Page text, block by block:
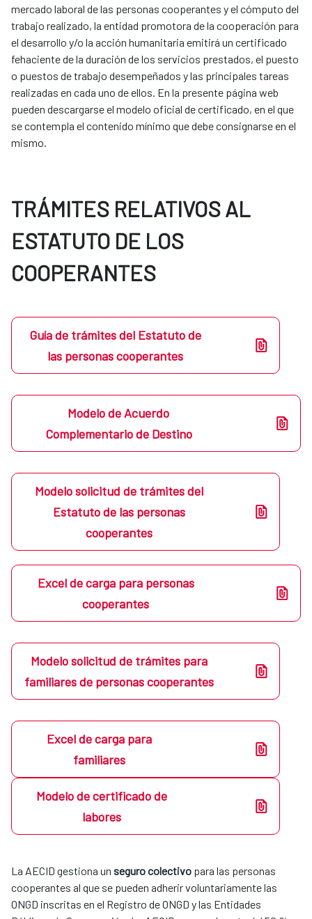
mercado laboral de las personas cooperantes y el cómputo del
trabajo realizado, la entidad promotora de la cooperación para
el desarrollo y/o la acción humanitaria emitirá un certificado
fehaciente de la duración de los servicios prestados, el puesto
o puestos de trabajo desempeñados y las principales tareas
realizadas en cada uno de ellos. En la presente página web
pueden descargarse el modelo oficial de certificado, en el que
se contempla el contenido mínimo que debe consignarse en el
mismo.
TRÁMITES RELATIVOS AL
ESTATUTO DE LOS
COOPERANTES
Guía de trámites del Estatuto de
las personas cooperantes
Modelo de Acuerdo
Complementario de Destino
Modelo solicitud de trámites del
Estatuto de las personas
cooperantes
Excel de carga para personas
cooperantes
Modelo solicitud de trámites para
familiares de personas cooperantes
Excel de carga para
familiares
Modelo de certificado de
labores
La AECID gestiona un seguro colectivo para las personas
cooperantes al que se pueden adherir voluntariamente las
ONGD inscritas en el Registro de ONGD y las Entidades